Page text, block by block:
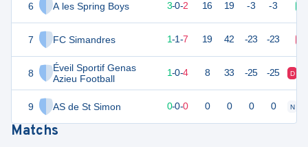
6 A les Spring Boys
7 FC Simandres
8
Éveil Sportif Genas
Azieu Football
9 AS de St Simon
9 3-0-2 16 19 -3 -3
1-1-7 19 42 -23 -23
3 1-0-4 8 33 -25 -25 D
0-0-0 0 0 0 0 N
Matchs